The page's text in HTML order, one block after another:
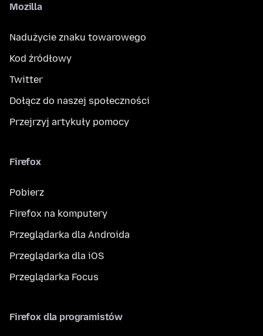
Mozilla
Nadużycie znaku towarowego
Kod źródłowy
Twitter
Dołącz do naszej społeczności
Przejrzyj artykuły pomocy
Firefox
Pobierz
Firefox na komputery
Przeglądarka dla Androida
Przeglądarka dla iOS
Przeglądarka Focus
Firefox dla programistów